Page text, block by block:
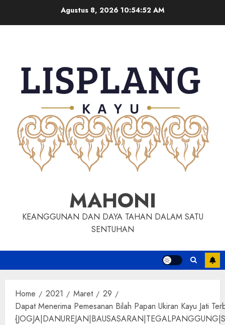
Agustus 8, 2026 10:54:53 AM
MAHONI
KEANGGUNAN DAN DAYA TAHAN DALAM SATU
SENTUHAN
Home 2021 Maret
29
Dapat Menerima Pemesanan Bilah Papan Ukiran Kayu Jati